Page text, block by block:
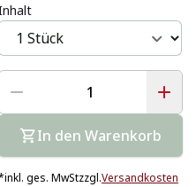
In den Warenkorb
inkl. ges. MwStzzgl.Versandkosten